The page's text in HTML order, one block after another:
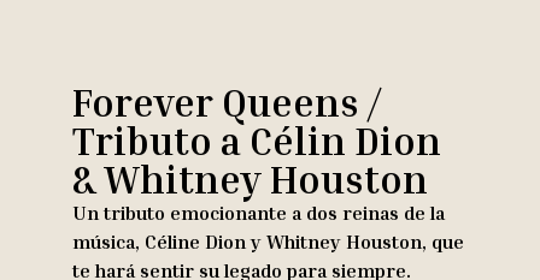
Forever Queens /
Tributo a Célin Dion
& Whitney Houston
Un tributo emocionante a dos reinas de la
música, Céline Dion y Whitney Houston, que
te hará sentir su legado para siempre.